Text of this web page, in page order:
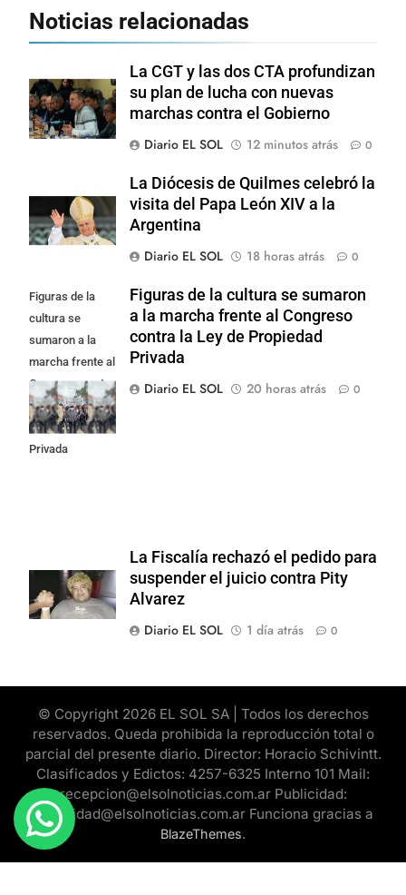
Noticias relacionadas
La CGT y las dos CTA profundizan
su plan de lucha con nuevas
marchas contra el Gobierno
Diario EL SOL
12 minutos atrás 0
La Diócesis de Quilmes celebró la
visita del Papa León XIV a la
Argentina
Diario EL SOL
18 horas atrás 0
Figuras de la
cultura se
sumaron a la
marcha frente al
Congreso contra
la Ley de
Propiedad
Privada
Figuras de la cultura se sumaron
a la marcha frente al Congreso
contra la Ley de Propiedad
Privada
Diario EL SOL
20 horas atrás 0
La Fiscalía rechazó el pedido para
suspender el juicio contra Pity
Alvarez
Diario EL SOL
1 día atrás 0
© Copyright 2026 EL SOL SA | Todos los derechos
reservados. Queda prohibida la reproducción total o
parcial del presente diario. Director: Horacio Schivintt.
Clasificados y Edictos: 4257-6325 Interno 101 Mail:
recepcion@elsolnoticias.com.ar Publicidad:
publicidad@elsolnoticias.com.ar Funciona gracias a
BlazeThemes.